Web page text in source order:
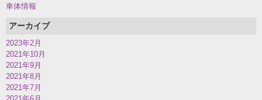
車体情報
アーカイブ
2023年2月
2021年10月
2021年9月
2021年8月
2021年7月